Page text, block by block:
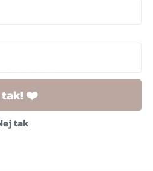
tak! ❤️
tak